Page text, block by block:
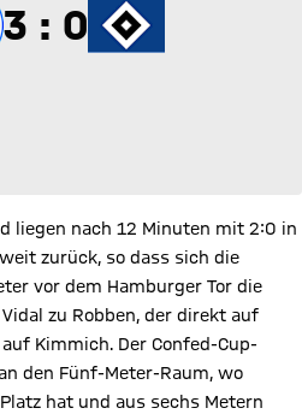
3 zu 0
3 : 0
liegen nach 12 Minuten mit 2:0 in
zurück, so dass sich die
vor dem Hamburger Tor die
zu Robben, der direkt auf
Kimmich. Der Confed-Cup-
den Fünf-Meter-Raum, wo
hat und aus sechs Metern